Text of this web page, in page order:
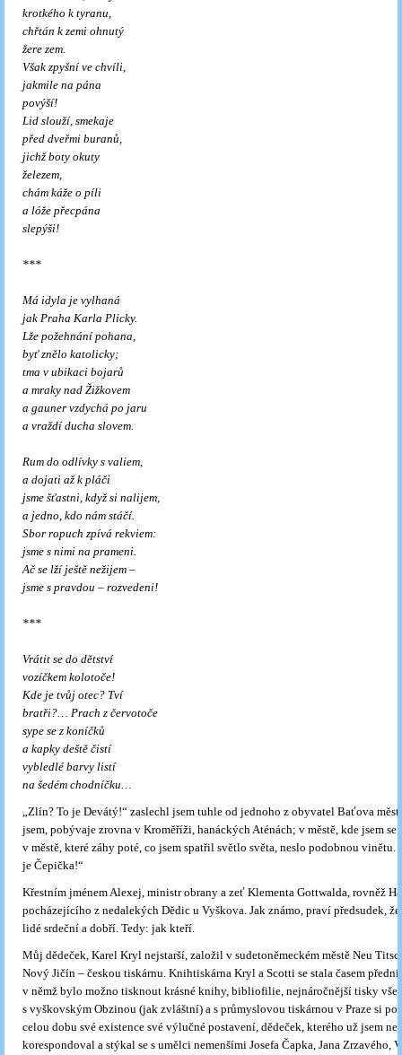
krotkého k tyranu,
chřtán k zemi ohnutý
žere zem.
Však zpyšní ve chvíli,
jakmile na pána
povýší!
Lid slouží, smekaje
před dveřmi buranů,
jichž boty okuty
železem,
chám káže o píli
a lóže přecpána
slepýši!
***
Má idyla je vylhaná
jak Praha Karla Plicky.
Lže požehnání pohana,
byť znělo katolicky;
tma v ubikaci bojarů
a mraky nad Žižkovem
a gauner vzdychá po jaru
a vraždí ducha slovem.
Rum do odlívky s valiem,
a dojati až k pláči
jsme šťastni, když si nalijem,
a jedno, kdo nám stáčí.
Sbor ropuch zpívá rekviem:
jsme s nimi na prameni.
Ač se lží ještě nežijem –
jsme s pravdou – rozvedeni!
***
Vrátit se do dětství
vozíčkem kolotoče!
Kde je tvůj otec? Tví
bratři?… Prach z červotoče
sype se z koníčků
a kapky deště čistí
vybledlé barvy listí
na šedém chodníčku…
„Zlín? To je Devátý!“ zaslechl jsem tuhle od jednoho z obyvatel Baťova
jsem, pobývaje zrovna v Kroměříži, hanáckých Aténách; v městě, kde jsem se
v městě, které záhy poté, co jsem spatřil světlo světa, neslo podobnou vinětu.
je Čepička!“
Křestním jménem Alexej, ministr obrany a zeť Klementa Gottwalda, rovněž
pocházejícího z nedalekých Dědic u Vyškova. Jak známo, praví předsudek,
lidé srdeční a dobří. Tedy: jak kteří.
Můj dědeček, Karel Kryl nejstarší, založil v sudetoněmeckém městě Neu
Nový Jičín – českou tiskárnu. Knihtiskárna Kryl a Scotti se stala časem
v němž bylo možno tisknout krásné knihy, bibliofilie, nejnáročnější tisky
s vyškovským Obzinou (jak zvláštní) a s průmyslovou tiskárnou v Praze si
celou dobu své existence své výlučné postavení, dědeček, kterého už jsem
korespondoval a stýkal se s umělci nemenšími Josefa Čapka, Jana Zrzavého,